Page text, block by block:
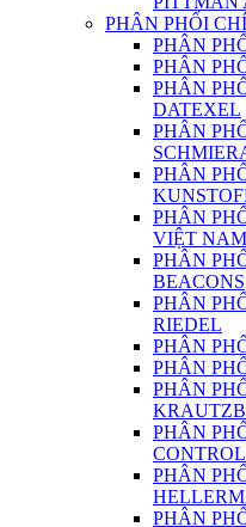
PHÂN PHỐI
PHÂN
PHÂN
PHÂN
DATEXEL
PHÂN
PHÂN
PHÂN
VIỆT NAM
PHÂN
BEACONS
PHÂN
RIEDEL
PHÂN
PHÂN
PHÂN
PHÂN
CONTROL
PHÂN
PHÂN